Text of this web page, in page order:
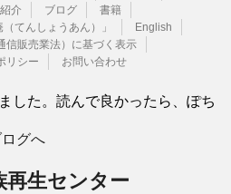
介
ブログ
書籍
てんしょうあん）」
English
信販売業法）に基づく表示
リシー
お問い合わせ
した。読んで良かったら、ぽち
再生センター